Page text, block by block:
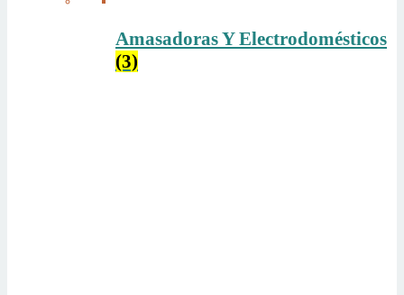
Amasadoras Y Electrodomésticos
(3)